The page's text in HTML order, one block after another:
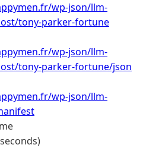
wp-json/llm-
tony-parker-fortune
wp-json/llm-
tony-parker-fortune/json
wp-json/llm-